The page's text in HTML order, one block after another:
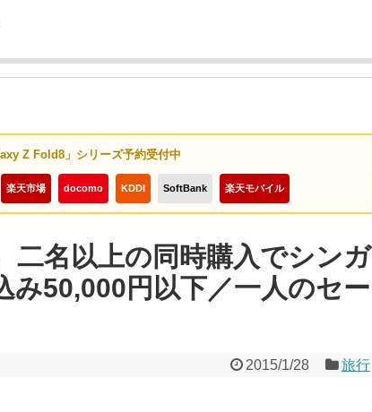
Z Fold8」シリーズ予約受付中
楽天市場 docomo KDDI SoftBank 楽天モバイル
二名以上の同時購入でシンガ
み50,000円以下／一人のセー
2015/1/28 旅行